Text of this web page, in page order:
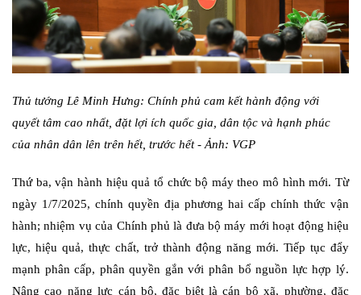
Thủ tướng Lê Minh Hưng: Chính phủ cam kết hành động với
quyết tâm cao nhất, đặt lợi ích quốc gia, dân tộc và hạnh phúc
của nhân dân lên trên hết, trước hết - Ảnh: VGP
Thứ ba, vận hành hiệu quả tổ chức bộ máy theo mô hình mới. Từ
ngày 1/7/2025, chính quyền địa phương hai cấp chính thức vận
hành; nhiệm vụ của Chính phủ là đưa bộ máy mới hoạt động hiệu
lực, hiệu quả, thực chất, trở thành động năng mới. Tiếp tục đẩy
mạnh phân cấp, phân quyền gắn với phân bổ nguồn lực hợp lý.
Nâng cao năng lực cán bộ, đặc biệt là cán bộ xã, phường, đặc